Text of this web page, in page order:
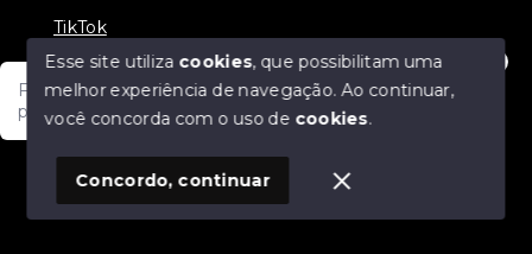
Fale com um de nossos consultores! Estamos
prontos para atende-lo e orienta-lo!
TikTok
© Copyright 2026 - JDF NEGOCIOS IMOBILIARIOS -
SITE PARA IMOBILIARIA
Esse site utiliza cookies, que possibilitam uma
melhor experiência de navegação.Ao continuar,
você concorda com o uso de cookies.
Concordo, continuar